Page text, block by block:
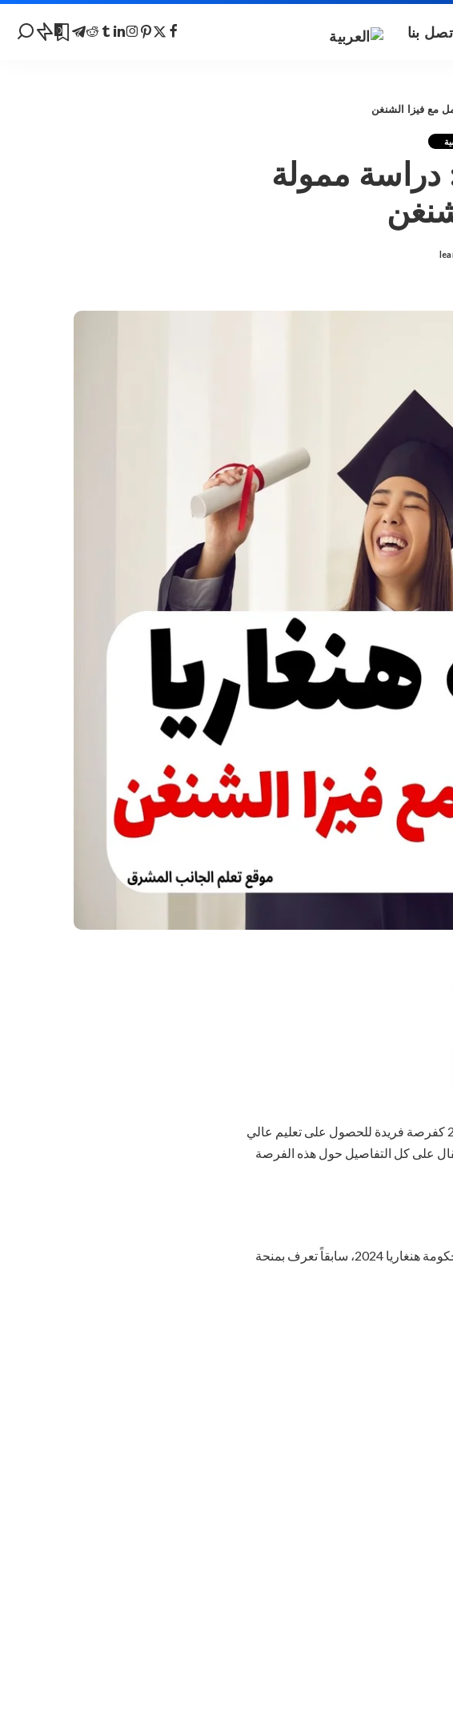
بنا 0
حكومة هنغاريا 2024: دراسة ممولة
في عالم مليء بالفرص، تأتي منحة حكومة هنغاريا 2024 كفرصة فريدة للحصول على تعليم عالي
على كل التفاصيل حول هذه الفرصة
من خلال منصة “تعلم الجانب المشرق”، يمكنك التقديم بسهولة وبسرعة لمنحة حكومة هنغاريا 2024، سابقاً تعرف بمنحة